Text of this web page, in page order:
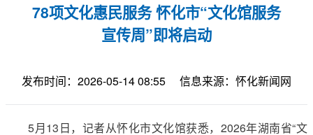
​78项文化惠民服务 怀化市“文化馆服务
宣传周”即将启动
发布时间：2026-05-14 08:55 信息来源：怀化新闻网
5月13日，记者从怀化市文化馆获悉，2026年湖南省“文